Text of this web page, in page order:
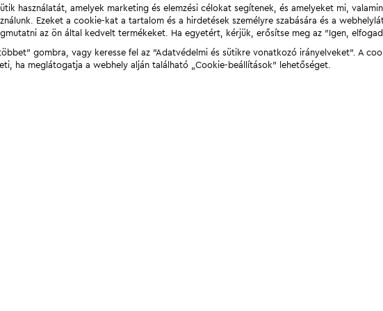
használatát, amelyek marketing és elemzési célokat segítenek, és amelyeket mi,
Ezeket a cookie-kat a tartalom és a hirdetések személyre szabására és a
az ön által kedvelt termékeket. Ha egyetért, kérjük, erősítse meg az "Igen,
gombra, vagy keresse fel az "Adatvédelmi és sütikre vonatkozó irányelveket". A
ha meglátogatja a webhely alján található „Cookie-beállítások” lehetőséget.